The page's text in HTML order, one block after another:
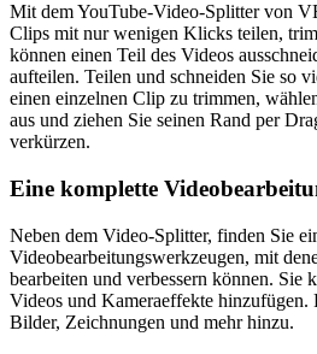
Mit dem YouTube-Video-Splitter von
Clips mit nur wenigen Klicks teilen,
können einen Teil des Videos
aufteilen. Teilen und schneiden Sie so
einen einzelnen Clip zu trimmen,
aus und ziehen Sie seinen Rand per
verkürzen.
Eine komplette
Neben dem Video-Splitter, finden Sie
Videobearbeitungswerkzeugen, mit
bearbeiten und verbessern können. Sie
Videos und Kameraeffekte hinzufügen.
Bilder, Zeichnungen und mehr hinzu.